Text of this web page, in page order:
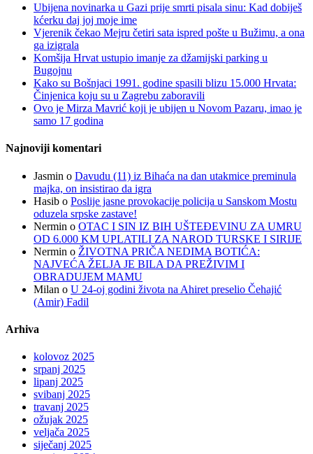
Ubijena novinarka u Gazi prije smrti pisala sinu: Kad dobiješ
kćerku daj joj moje ime
Vjerenik čekao Mejru četiri sata ispred pošte u Bužimu, a ona
ga izigrala
Komšija Hrvat ustupio imanje za džamijski parking u
Bugojnu
Kako su Bošnjaci 1991. godine spasili blizu 15.000 Hrvata:
Činjenica koju su u Zagrebu zaboravili
Ovo je Mirza Mavrić koji je ubijen u Novom Pazaru, imao je
samo 17 godina
Najnoviji komentari
Jasmin o Davudu (11) iz Bihaća na dan utakmice preminula
majka, on insistirao da igra
Hasib o Poslije jasne provokacije policija u Sanskom Mostu
oduzela srpske zastave!
Nermin o OTAC I SIN IZ BIH UŠTEĐEVINU ZA UMRU
OD 6.000 KM UPLATILI ZA NAROD TURSKE I SIRIJE
Nermin o ŽIVOTNA PRIČA NEDIMA BOTIĆA:
NAJVEĆA ŽELJA JE BILA DA PREŽIVIM I
OBRADUJEM MAMU
Milan o U 24-oj godini života na Ahiret preselio Čehajić
(Amir) Fadil
Arhiva
kolovoz 2025
srpanj 2025
lipanj 2025
svibanj 2025
travanj 2025
ožujak 2025
veljača 2025
siječanj 2025